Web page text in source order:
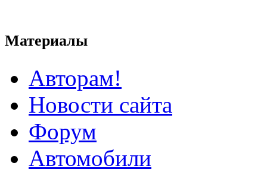
Материалы
Авторам!
Новости сайта
Форум
Автомобили